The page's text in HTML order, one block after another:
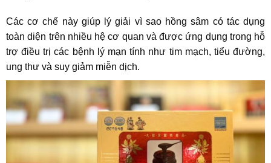
Các cơ chế này giúp lý giải vì sao hồng sâm có tác dụng
toàn diện trên nhiều hệ cơ quan và được ứng dụng trong hỗ
trợ điều trị các bệnh lý mạn tính như tim mạch, tiểu đường,
ung thư và suy giảm miễn dịch.